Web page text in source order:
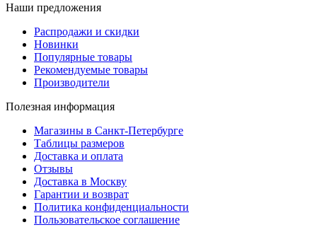
Наши предложения
Распродажи и скидки
Новинки
Популярные товары
Рекомендуемые товары
Производители
Полезная информация
Магазины в Санкт-Петербурге
Таблицы размеров
Доставка и оплата
Отзывы
Доставка в Москву
Гарантии и возврат
Политика конфиденциальности
Пользовательское соглашение